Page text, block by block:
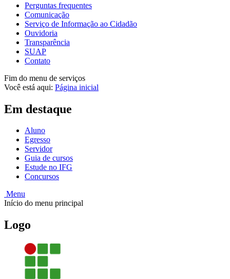
Perguntas frequentes
Comunicação
Serviço de Informação ao Cidadão
Ouvidoria
Transparência
SUAP
Contato
Fim do menu de serviços
Você está aqui: Página inicial
Em destaque
Aluno
Egresso
Servidor
Guia de cursos
Estude no IFG
Concursos
Menu
Início do menu principal
Logo